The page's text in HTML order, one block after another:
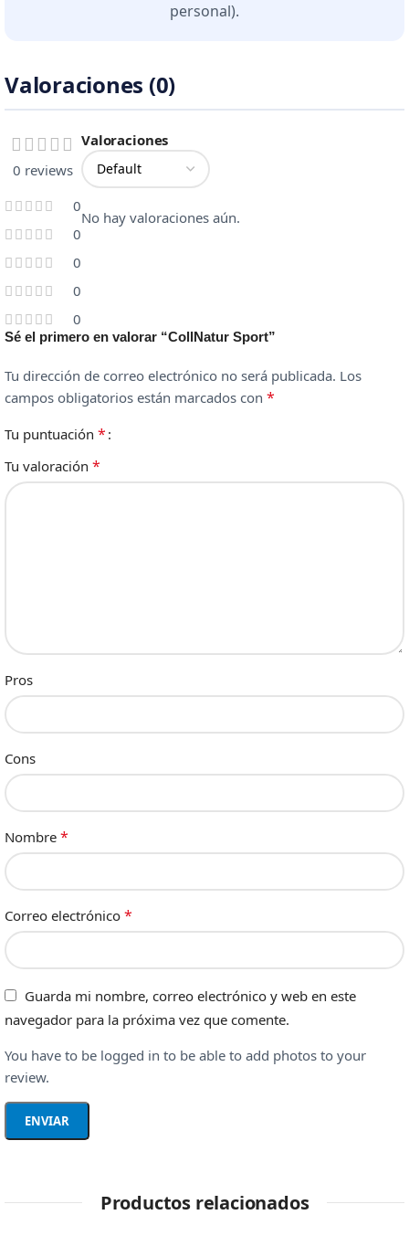
personal).
Valoraciones (0)
0 reviews
0
0
0
0
0
Valoraciones
No hay valoraciones aún.
Sé el primero en valorar “CollNatur Sport”
Tu dirección de correo electrónico no será publicada. Los
campos obligatorios están marcados con *
Tu puntuación *
Tu valoración *
Pros
Cons
Nombre *
Correo electrónico *
Guarda mi nombre, correo electrónico y web en este
navegador para la próxima vez que comente.
You have to be logged in to be able to add photos to your
review.
Productos relacionados